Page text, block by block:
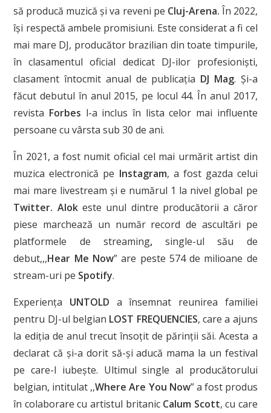
să producă muzică și va reveni pe Cluj-Arena. În 2022,
își respectă ambele promisiuni. Este considerat a fi cel
mai mare DJ, producător brazilian din toate timpurile,
în clasamentul oficial dedicat DJ-ilor profesioniști,
clasament întocmit anual de publicația DJ Mag. Și-a
făcut debutul în anul 2015, pe locul 44. În anul 2017,
revista Forbes l-a inclus în lista celor mai influente
persoane cu vârsta sub 30 de ani.
În 2021, a fost numit oficial cel mai urmărit artist din
muzica electronică pe Instagram, a fost gazda celui
mai mare livestream și e numărul 1 la nivel global pe
Twitter. Alokeste unul dintre producătorii a căror
piese marchează un număr record de ascultări pe
platformele de streaming,single-ul său de
debut,,,Hear Me Now” are peste 574 de milioane de
stream-uri pe Spotify.
Experiența UNTOLD a însemnat reunirea familiei
pentru DJ-ul belgian LOST FREQUENCIES, care a ajuns
la ediția de anul trecut însoțit de părinții săi. Acesta a
declarat că și-a dorit să-și aducă mama la un festival
pe care-l iubește. Ultimul single al producătorului
belgian, intitulat ,,Where Are You Now” a fost produs
în colaborare cu artistul britanic Calum Scott, cu care